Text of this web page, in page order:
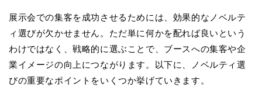
展示会での集客を成功させるためには、効果的なノベルテ
ィ選びが欠かせません。ただ単に何かを配れば良いという
わけではなく、戦略的に選ぶことで、ブースへの集客や企
業イメージの向上につながります。以下に、ノベルティ選
びの重要なポイントをいくつか挙げていきます。